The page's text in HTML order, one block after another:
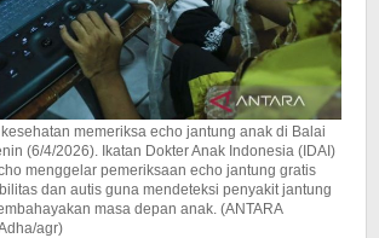
memeriksa echo jantung anak di Balai
(6/4/2026). Ikatan Dokter Anak Indonesia (IDAI)
menggelar pemeriksaan echo jantung gratis
dan autis guna mendeteksi penyakit jantung
masa depan anak. (ANTARA
agr)